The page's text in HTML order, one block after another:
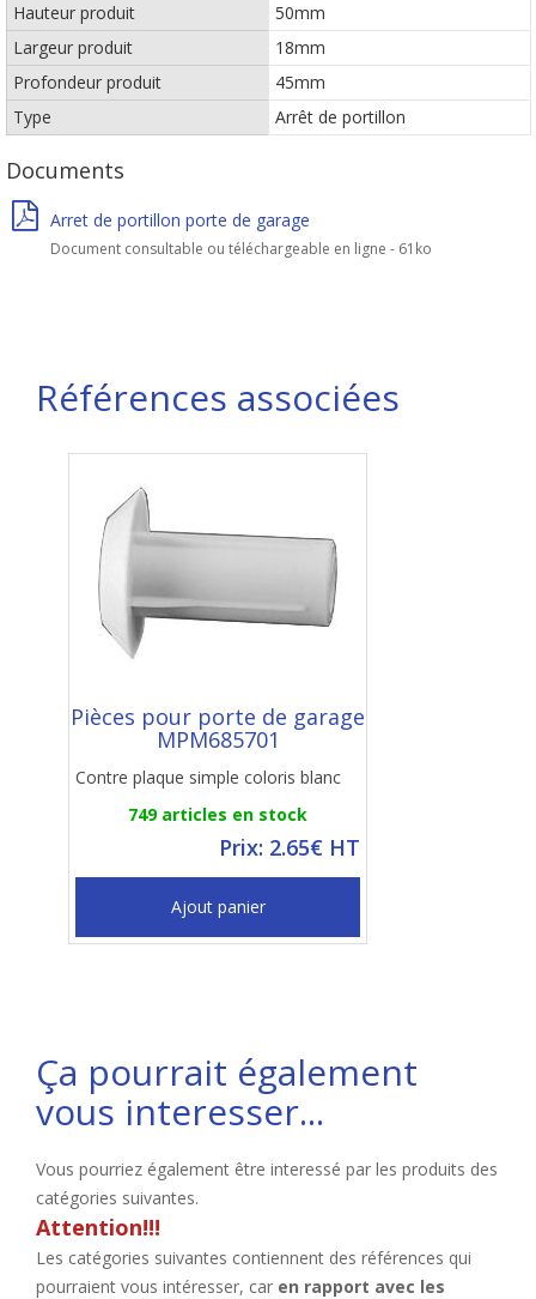
Hauteur produit
50mm
Largeur produit
18mm
Profondeur produit
45mm
Type
Arrêt de portillon
Documents
Arret de portillon porte de garage
Document consultable ou téléchargeable en ligne - 61ko
Références associées
Pièces pour porte de garage
MPM685701
Contre plaque simple coloris blanc
749 articles en stock
Prix: 2.65€ HT
Ajout panier
Ça pourrait également
vous interesser...
Vous pourriez également être interessé par les produits des
catégories suivantes.
Attention!!!
Les catégories suivantes contiennent des références qui
pourraient vous intéresser, car en rapport avec les